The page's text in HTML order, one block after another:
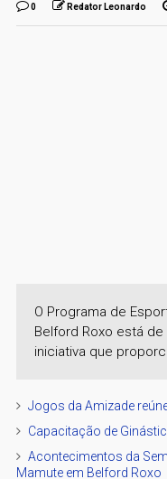
0 Redator Leonardo
O Programa de
Belford Roxo está
iniciativa que
Jogos da Amizade
Capacitação de
Acontecimentos da
Mamute em Belford Roxo